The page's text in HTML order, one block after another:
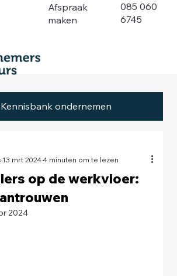
Afspraak
maken
085 060
6745
Kennisbank ondernemen
op de werkvloer:
13 mrt 20244 minuten om te lezen
2024